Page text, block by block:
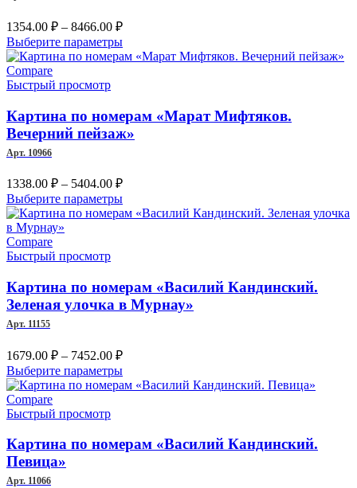
1354.00 ₽ – 8466.00 ₽Диапазон
цен:
1354.00 ₽
Выберите параметрыЭтот
товар
Опции
можно
выбрать
товара.
Compare
Быстрый просмотр
Картина по номерам «Марат Мифтяков.
Вечерний пейзаж»
Арт. 10966
1338.00 ₽ – 5404.00 ₽Диапазон
цен:
1338.00 ₽
Выберите параметрыЭтот
товар
можно
выбрать
на
Compare
Быстрый просмотр
Картина по номерам «Василий Кандинский.
Зеленая улочка в Мурнау»
Арт. 11155
1679.00 ₽ – 7452.00 ₽Диапазон
цен:
1679.00 ₽
Выберите параметрыЭтот
товар
Опции
можно
Compare
Быстрый просмотр
Картина по номерам «Василий Кандинский.
Певица»
Арт. 11066